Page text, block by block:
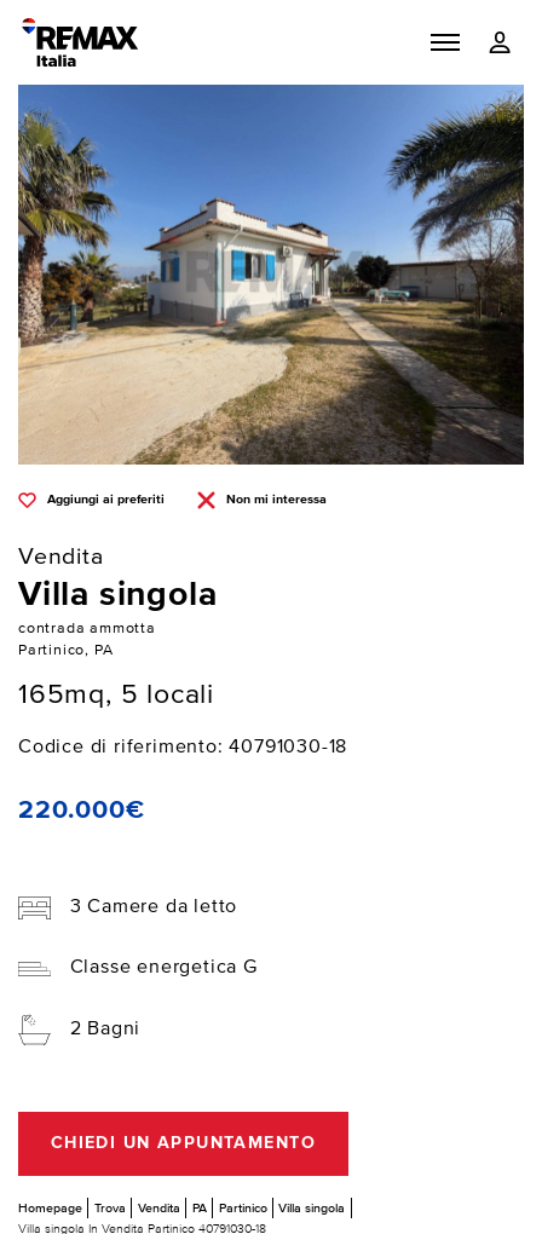
Aggiungi ai preferiti Non mi interessa
Vendita
Villa singola
contrada ammotta
Partinico, PA
165mq, 5 locali
Codice di riferimento: 40791030-18
220.000€
3 Camere da letto
Classe energetica G
2 Bagni
CHIEDI UN APPUNTAMENTO
Homepage Trova Vendita PA Partinico
Villa singola
Villa singola In Vendita Partinico 40791030-18